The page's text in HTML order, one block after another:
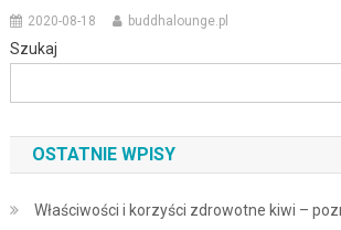
2020-08-18 buddhalounge.pl
Szukaj
OSTATNIE WPISY
Właściwości i korzyści zdrowotne kiwi –